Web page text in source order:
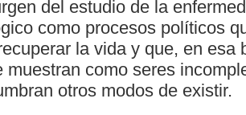
del estudio de la
como procesos políticos
la vida y que, en esa
muestran como seres
otros modos de existir.